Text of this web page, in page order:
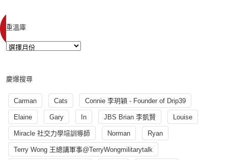
重溫庫
慶爆搜尋
Carman Cats Connie 李玥穎 - Founder of Drip39
Elaine Gary In JBS Brian 李凱賢 Louise
Miracle 社交力學培訓導師 Norman Ryan
Terry Wong 王總講軍事@TerryWongmilitarytalk